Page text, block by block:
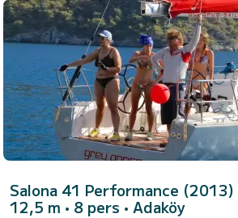
Salona 41 Performance (2013)
12,5 m • 8 pers • Adaköy